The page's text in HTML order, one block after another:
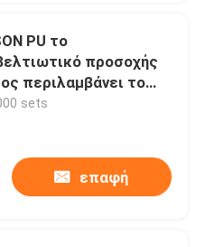
PU το
προσοχής
περιλαμβάνει το
να αποκαταστήσει
sets
επαφή